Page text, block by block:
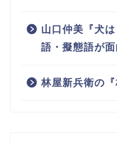
山口仲美『犬
語・擬態語が
林屋新兵衛の